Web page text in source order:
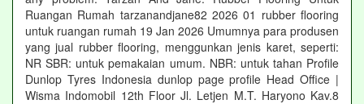
Ruangan Rumah tarzanandjane82 2026 01 rubber flooring
untuk ruangan rumah 19 Jan 2026 Umumnya para produsen
yang jual rubber flooring, menggunkan jenis karet, seperti:
NR SBR: untuk pemakaian umum. NBR: untuk tahan Profile
Dunlop Tyres Indonesia dunlop page profile Head Office |
Wisma Indomobil 12th Floor Jl. Letjen M.T. Haryono Kav.8